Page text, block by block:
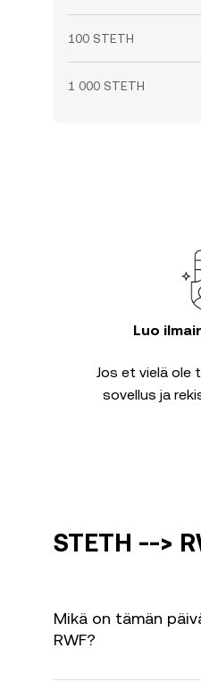
100 STETH
1 000 STETH
Luo
Jos et vielä ole
sovellus ja
STETH -->
Mikä on tämän
RWF?